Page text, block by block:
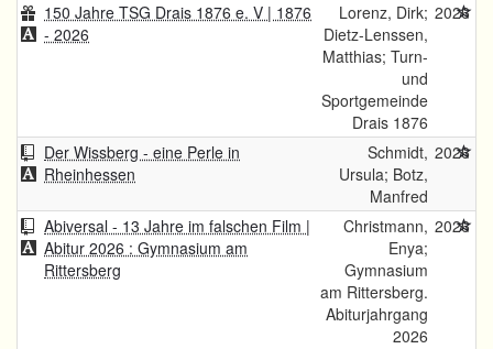
150 Jahre TSG Drais 1876 e. V | 1876
- 2026
Lorenz, Dirk;
Dietz-Lenssen,
Matthias; Turn-
und
Sportgemeinde
Drais 1876
2026
Der Wissberg - eine Perle in
Rheinhessen
Schmidt,
Ursula; Botz,
Manfred
2026
Abiversal - 13 Jahre im falschen Film |
Abitur 2026 : Gymnasium am
Rittersberg
Christmann,
Enya;
Gymnasium
am Rittersberg.
Abiturjahrgang
2026
2026